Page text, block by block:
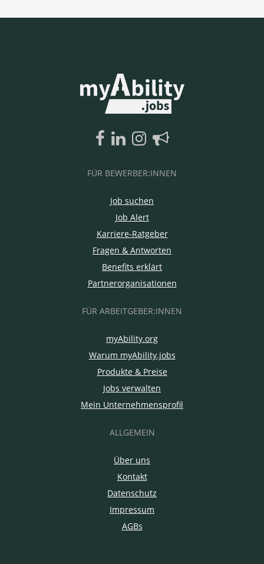
FÜR BEWERBER:INNEN
Job suchen
Job Alert
Karriere-Ratgeber
Fragen & Antworten
Benefits erklärt
Partnerorganisationen
FÜR ARBEITGEBER:INNEN
myAbility.org
Warum myAbility.jobs
Produkte & Preise
Jobs verwalten
Mein Unternehmensprofil
ALLGEMEIN
Über uns
Kontakt
Datenschutz
Impressum
AGBs